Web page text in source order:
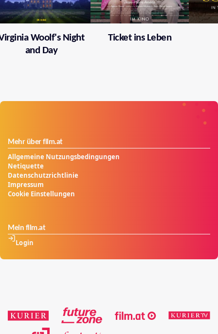
Woolf's Night
and Day
Ticket ins Leben
Mehr über film.at
Allgemeine Nutzungsbedingungen
Netiquette
Datenschutzrichtlinie
Impressum
Cookie Einstellungen
Mein film.at
Login